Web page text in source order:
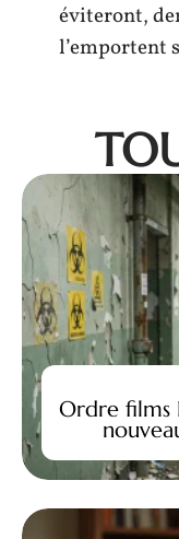
éviteront,
l’emportent
Ordre films